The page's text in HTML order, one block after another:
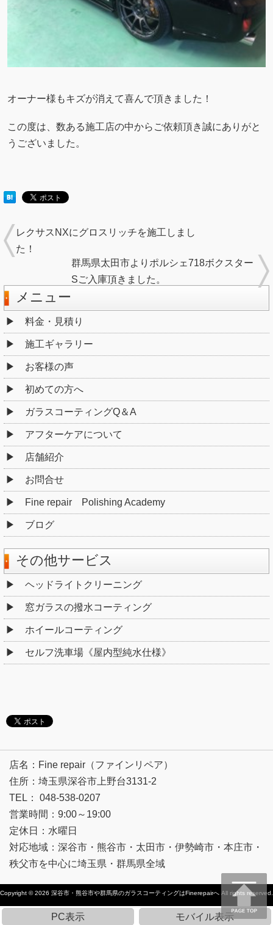
オーナー様もキズが消えて喜んで頂きました！
この度は、数ある施工店の中からご依頼頂き誠にありがと
うございました。
レクサスNXにグロスリッチを施工しまし
た！
群馬県太田市よりポルシェ718ボクスター
Sご入庫頂きました。
メニュー
料金・見積り
施工ギャラリー
お客様の声
初めての方へ
ガラスコーティングQ＆A
アフターケアについて
店舗紹介
お問合せ
Fine repair Polishing Academy
ブログ
その他サービス
ヘッドライトクリーニング
窓ガラスの撥水コーティング
ホイールコーティング
セルフ洗車場《屋内型純水仕様》
店名：Fine repair（ファインリペア）
住所：埼玉県深谷市上野台3131-2
TEL： 048-538-0207
営業時間：9:00～19:00
定休日：水曜日
対応地域：深谷市・熊谷市・太田市・伊勢崎市・本庄市・
秩父市を中心に埼玉県・群馬県全域
Copyright © 2026 深谷市・熊谷市や群馬県のガラスコーティングはFinerepairへ All rights reserved.
PC表示 モバイル表示